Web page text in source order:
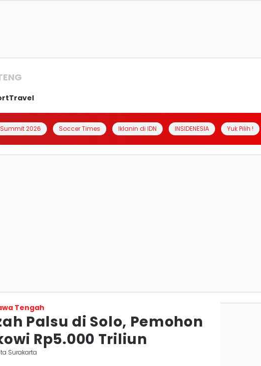
Travel
2026 Soccer Times Iklanin di IDN INSIDENESIA Yuk Pilih !
Tengah
Palsu di Solo, Pemohon
Rp5.000 Triliun
Surakarta